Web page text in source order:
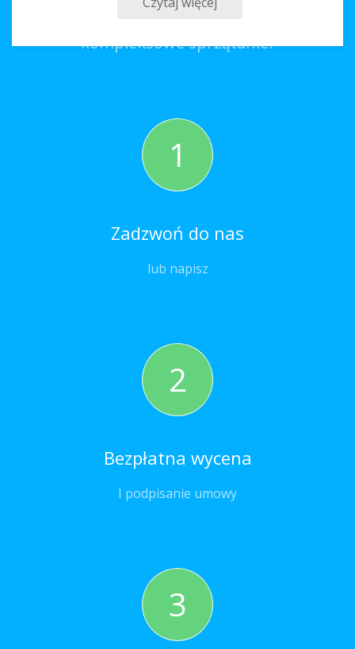
kompleksowe sprzątanie?
1
Zadzwoń do nas
lub napisz
2
Bezpłatna wycena
I podpisanie umowy
3